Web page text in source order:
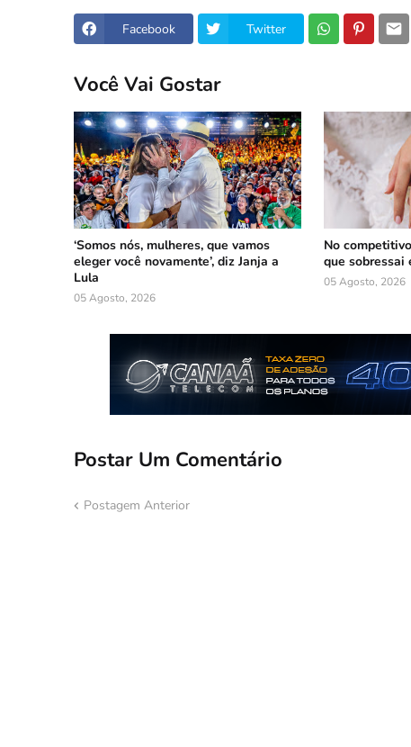
Facebook Twitter
Você Vai Gostar
‘Somos nós, mulheres, que vamos
eleger você novamente’, diz Janja a
Lula
05 Agosto, 2026
No
que sobressai
05 Agosto, 2026
Postar Um Comentário
Postagem Anterior